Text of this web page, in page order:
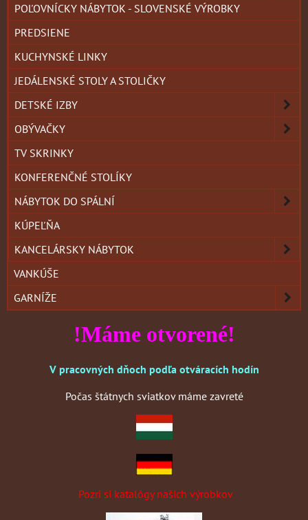
POĽOVNÍCKY NÁBYTOK - SLOVENSKÉ VÝROBKY
PREDSIENE
KUCHYNSKÉ LINKY
JEDÁLENSKÉ STOLY A STOLIČKY
DETSKÉ IZBY
OBÝVAČKY
TV SKRINKY
KONFERENČNÉ STOLÍKY
NÁBYTOK DO SPÁLNÍ
KÚPEĽŇA
KANCELÁRSKY NÁBYTOK
VANKÚŠE
GARNÍŽE
!Máme otvorené!
V pracovných dňoch podľa otváracích hodín
Počas štátnych sviatkov máme zavreté
Pozri si katalógy našich výrobkov